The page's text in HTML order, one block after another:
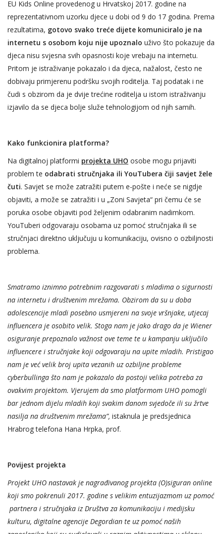
EU Kids Online provedenog u Hrvatskoj 2017. godine na
reprezentativnom uzorku djece u dobi od 9 do 17 godina. Prema
rezultatima, gotovo svako treće dijete komuniciralo je na
internetu s osobom koju nije upoznalo uživo što pokazuje da
djeca nisu svjesna svih opasnosti koje vrebaju na internetu.
Pritom je istraživanje pokazalo i da djeca, nažalost, često ne
dobivaju primjerenu podršku svojih roditelja. Taj podatak i ne
čudi s obzirom da je dvije trećine roditelja u istom istraživanju
izjavilo da se djeca bolje služe tehnologijom od njih samih.
Kako funkcionira platforma?
Na digitalnoj platformi projekta UHO osobe mogu prijaviti
problem te odabrati stručnjaka ili YouTubera čiji savjet žele
čuti. Savjet se može zatražiti putem e-pošte i neće se nigdje
objaviti, a može se zatražiti i u „Zoni Savjeta“ pri čemu će se
poruka osobe objaviti pod željenim odabranim nadimkom.
YouTuberi odgovaraju osobama uz pomoć stručnjaka ili se
stručnjaci direktno uključuju u komunikaciju, ovisno o ozbiljnosti
problema.
Smatramo iznimno potrebnim razgovarati s mladima o sigurnosti
na internetu i društvenim mrežama. Obzirom da su u doba
adolescencije mladi posebno usmjereni na svoje vršnjake, utjecaj
influencera je osobito velik. Stoga nam je jako drago da je Wiener
osiguranje prepoznalo važnost ove teme te u kampanju uključilo
influencere i stručnjake koji odgovaraju na upite mladih. Pristigao
nam je već velik broj upita vezanih uz ozbiljne probleme
cyberbullinga što nam je pokazalo da postoji velika potreba za
ovakvim projektom. Vjerujem da smo platformom UHO pomogli
bar jednom dijelu mladih koji svakim danom svjedoče ili su žrtve
nasilja na društvenim mrežama”, istaknula je predsjednica
Hrabrog telefona Hana Hrpka, prof.
Povijest projekta
Projekt UHO nastavak je nagrađivanog projekta (O)siguran online
koji smo pokrenuli 2017. godine s velikim entuzijazmom uz pomoć
partnera i stručnjaka iz Društva za komunikaciju i medijsku
kulturu, digitalne agencije Degordian te uz pomoć naših